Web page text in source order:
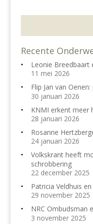
Recente
Leonie Breedbaart
11 mei 2026
Flip Jan van
30 januari 2026
KNMI erkent meer
28 januari 2026
Rosanne
24 januari 2026
Volkskrant heeft
schrobbering
22 december 2025
Patricia Veldhuis
29 november 2025
NRC Ombudsman
3 november 2025